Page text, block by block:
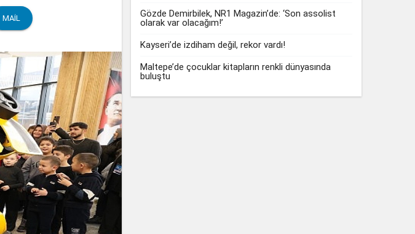
MAIL
Gözde Demirbilek, NR1 Magazin’de: ‘Son assolist
olarak var olacağım!’
Kayseri’de izdiham değil, rekor vardı!
Maltepe’de çocuklar kitapların renkli dünyasında
buluştu